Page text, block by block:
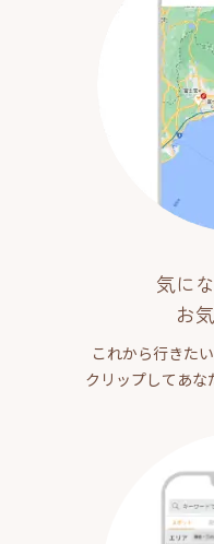
気に
お
これから行きた
クリップしてあな